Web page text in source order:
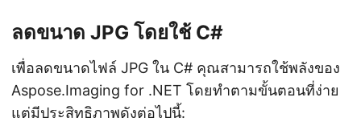
ลดขนาด JPG โดยใช้ C#
เพื่อลดขนาดไฟล์ JPG ใน C# คุณสามารถใช้พลังของ
Aspose.Imaging for .NET โดยทำตามขั้นตอนที่ง่าย
แต่มีประสิทธิภาพดังต่อไปนี้: